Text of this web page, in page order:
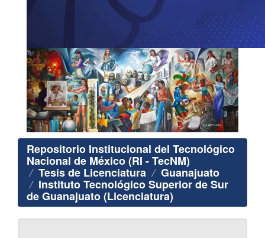
Repositorio Institucional del Tecnológico
Nacional de México (RI - TecNM)
Tesis de Licenciatura Guanajuato
Instituto Tecnológico Superior de Sur
de Guanajuato (Licenciatura)